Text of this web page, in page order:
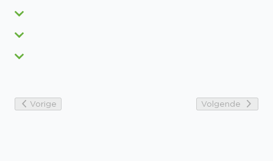
Vorige Volgende